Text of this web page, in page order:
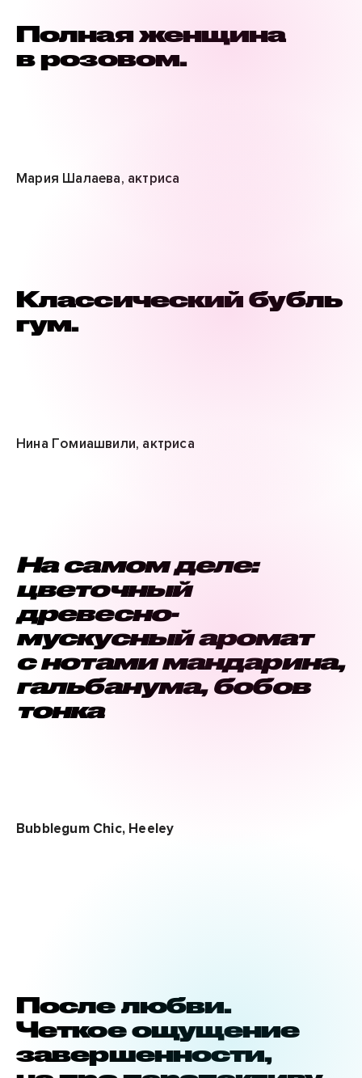
Полная женщина
в розовом.
Мария Шалаева, актриса
Классический бубль
гум.
Нина Гомиашвили, актриса
На самом деле:
цветочный
древесно-
мускусный аромат
с нотами мандарина,
гальбанума, бобов
тонка
Bubblegum Chic, Heeley
После любви.
Четкое ощущение
завершенности,